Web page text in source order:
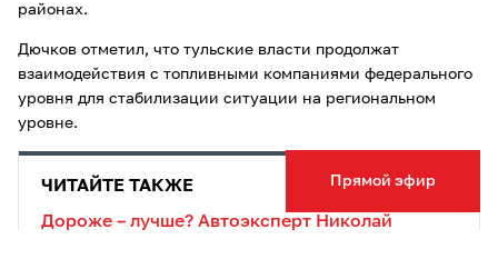
Прямой эфир
районах.
Дючков отметил, что тульские власти продолжат
взаимодействия с топливными компаниями федерального
уровня для стабилизации ситуации на региональном
уровне.
ЧИТАЙТЕ ТАКЖЕ
Дороже – лучше? Автоэксперт Николай